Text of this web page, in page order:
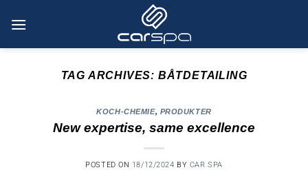
TAG ARCHIVES: BÅTDETAILING
KOCH-CHEMIE, PRODUKTER
New expertise, same excellence
POSTED ON 18/12/2024 BY CAR SPA